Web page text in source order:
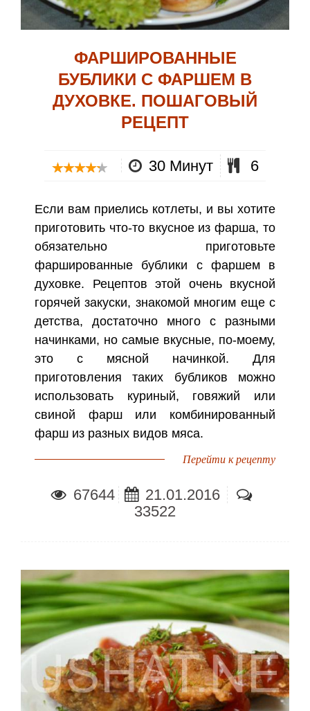
ФАРШИРОВАННЫЕ
БУБЛИКИ С ФАРШЕМ В
ДУХОВКЕ. ПОШАГОВЫЙ
РЕЦЕПТ
30 Минут 6
Если вам приелись котлеты, и вы хотите
приготовить что-то вкусное из фарша, то
обязательно приготовьте
фаршированные бублики с фаршем в
духовке. Рецептов этой очень вкусной
горячей закуски, знакомой многим еще с
детства, достаточно много с разными
начинками, но самые вкусные, по-моему,
это с мясной начинкой. Для
приготовления таких бубликов можно
использовать куриный, говяжий или
свиной фарш или комбинированный
фарш из разных видов мяса.
Перейти к рецепту
67644
21.01.2016
33522